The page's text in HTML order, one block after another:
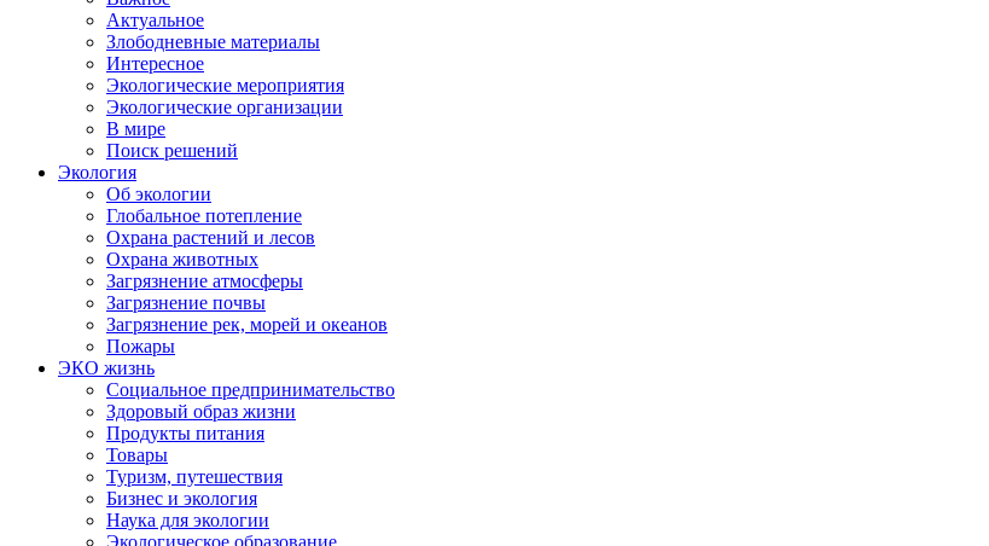
Актуальное
Злободневные материалы
Интересное
Экологические мероприятия
Экологические организации
В мире
Поиск решений
Экология
Об экологии
Глобальное потепление
Охрана растений и лесов
Охрана животных
Загрязнение атмосферы
Загрязнение почвы
Загрязнение рек, морей и океанов
Пожары
ЭКО жизнь
Социальное предпринимательство
Здоровый образ жизни
Продукты питания
Товары
Туризм, путешествия
Бизнес и экология
Наука для экологии
Экологическое образование